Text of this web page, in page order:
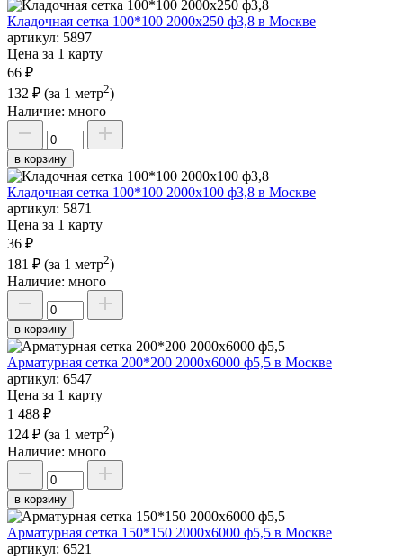
Кладочная сетка 100*100 2000х250 ф3,8 в Москве
артикул: 5897
Цена за 1 карту
66 ₽
132 ₽ (за 1 метр2)
Наличие: много
в корзину
Кладочная сетка 100*100 2000х100 ф3,8 в Москве
артикул: 5871
Цена за 1 карту
36 ₽
181 ₽ (за 1 метр2)
Наличие: много
в корзину
Арматурная сетка 200*200 2000х6000 ф5,5 в Москве
артикул: 6547
Цена за 1 карту
1 488 ₽
124 ₽ (за 1 метр2)
Наличие: много
в корзину
Арматурная сетка 150*150 2000х6000 ф5,5 в Москве
артикул: 6521